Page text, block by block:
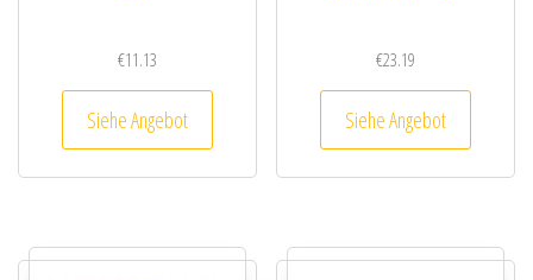
€11.13
Siehe Angebot
€23.19
Siehe Angebot